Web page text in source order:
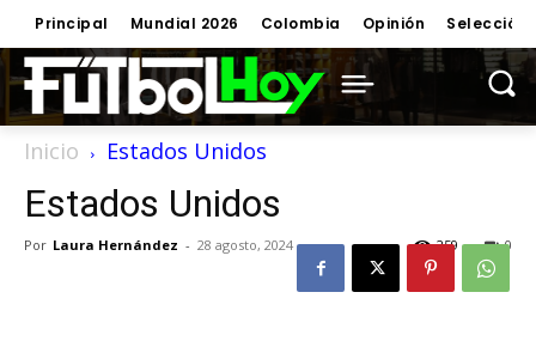
Principal Mundial 2026 Colombia Opinión Selección
Inicio Estados Unidos
Estados Unidos
Por Laura Hernández - 28 agosto, 2024 0
259